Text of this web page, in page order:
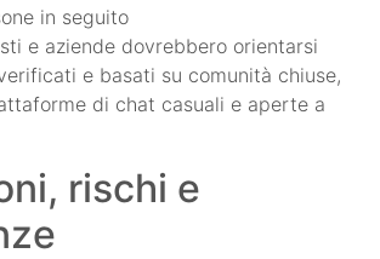
in seguito
e aziende dovrebbero orientarsi
e basati su comunità chiuse,
di chat casuali e aperte a
rischi e